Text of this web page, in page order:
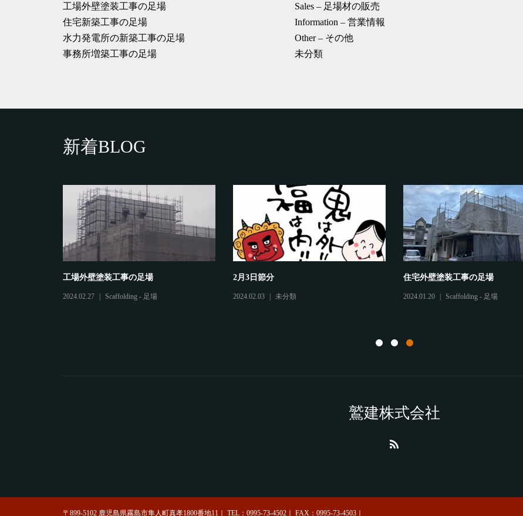
工場外壁塗装工事の足場
住宅新築工事の足場
水力発電所の新築工事の足場
事務所増築工事の足場
Sales – 足場材の販売
Information – 営業情報
Other – その他
未分類
新着BLOG
工場外壁塗装工事の足場
2024.02.27 Scaffolding - 足場
2月3日節分
2024.02.03 未分類
住宅外壁塗装工事の足場
2024.01.20 Scaffolding - 足場
鷲建株式会社
〒899-5102 鹿児島県霧島市隼人町真孝1800番地11｜ TEL：0995-73-4502｜ FAX：0995-73-4503｜